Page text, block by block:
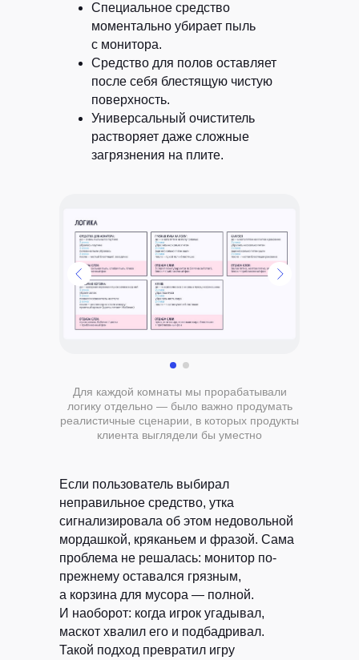
Специальное средство
моментально убирает пыль
с монитора.
Средство для полов оставляет
после себя блестящую чистую
поверхность.
Универсальный очиститель
растворяет даже сложные
загрязнения на плите.
Для каждой комнаты мы прорабатывали
логику отдельно — было важно продумать
реалистичные сценарии, в которых продукты
клиента выглядели бы уместно
Если пользователь выбирал
неправильное средство, утка
сигнализировала об этом недовольной
мордашкой, кряканьем и фразой. Сама
проблема не решалась: монитор по-
прежнему оставался грязным,
а корзина для мусора — полной.
И наоборот: когда игрок угадывал,
маскот хвалил его и подбадривал.
Такой подход превратил игру